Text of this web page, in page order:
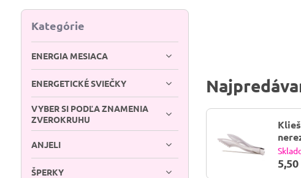
5,50
Kategórie
ENERGIA MESIACA
ENERGETICKÉ SVIEČKY
VYBER SI PODĽA ZNAMENIA
ZVEROKRUHU
ANJELI
ŠPERKY